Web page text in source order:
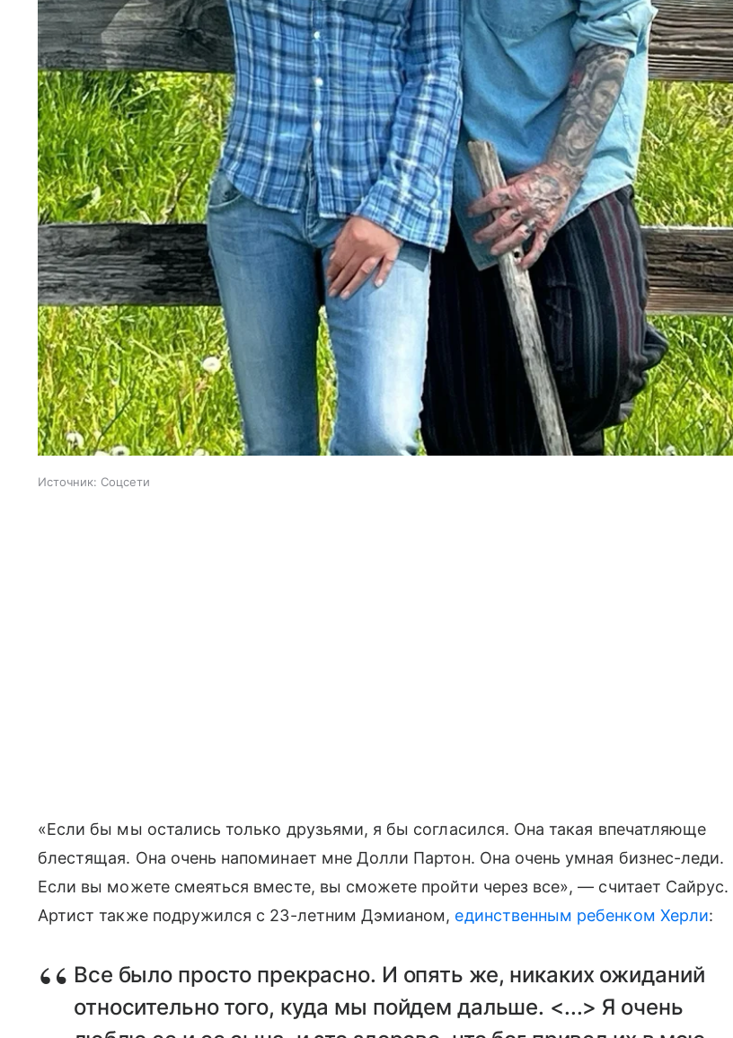
Источник: Соцсети
«Если бы мы остались только друзьями, я бы согласился. Она такая впечатляюще
блестящая. Она очень напоминает мне Долли Партон. Она очень умная бизнес-леди.
Если вы можете смеяться вместе, вы сможете пройти через все», — считает Сайрус.
Артист также подружился с 23-летним Дэмианом, единственным ребенком Херли:
Все было просто прекрасно. И опять же, никаких ожиданий
относительно того, куда мы пойдем дальше. <...> Я очень